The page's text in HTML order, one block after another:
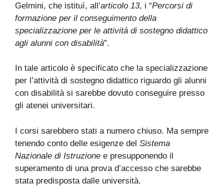
Gelmini, che istituì, all’articolo 13, i “Percorsi di
formazione per il conseguimento della
specializzazione per le attività di sostegno didattico
agli alunni con disabilità”.
In tale articolo è specificato che la specializzazione
per l’attività di sostegno didattico riguardo gli alunni
con disabilità si sarebbe dovuto conseguire presso
gli atenei universitari.
I corsi sarebbero stati a numero chiuso. Ma sempre
tenendo conto delle esigenze del Sistema
Nazionale di Istruzione e presupponendo il
superamento di una prova d’accesso che sarebbe
stata predisposta dalle università.